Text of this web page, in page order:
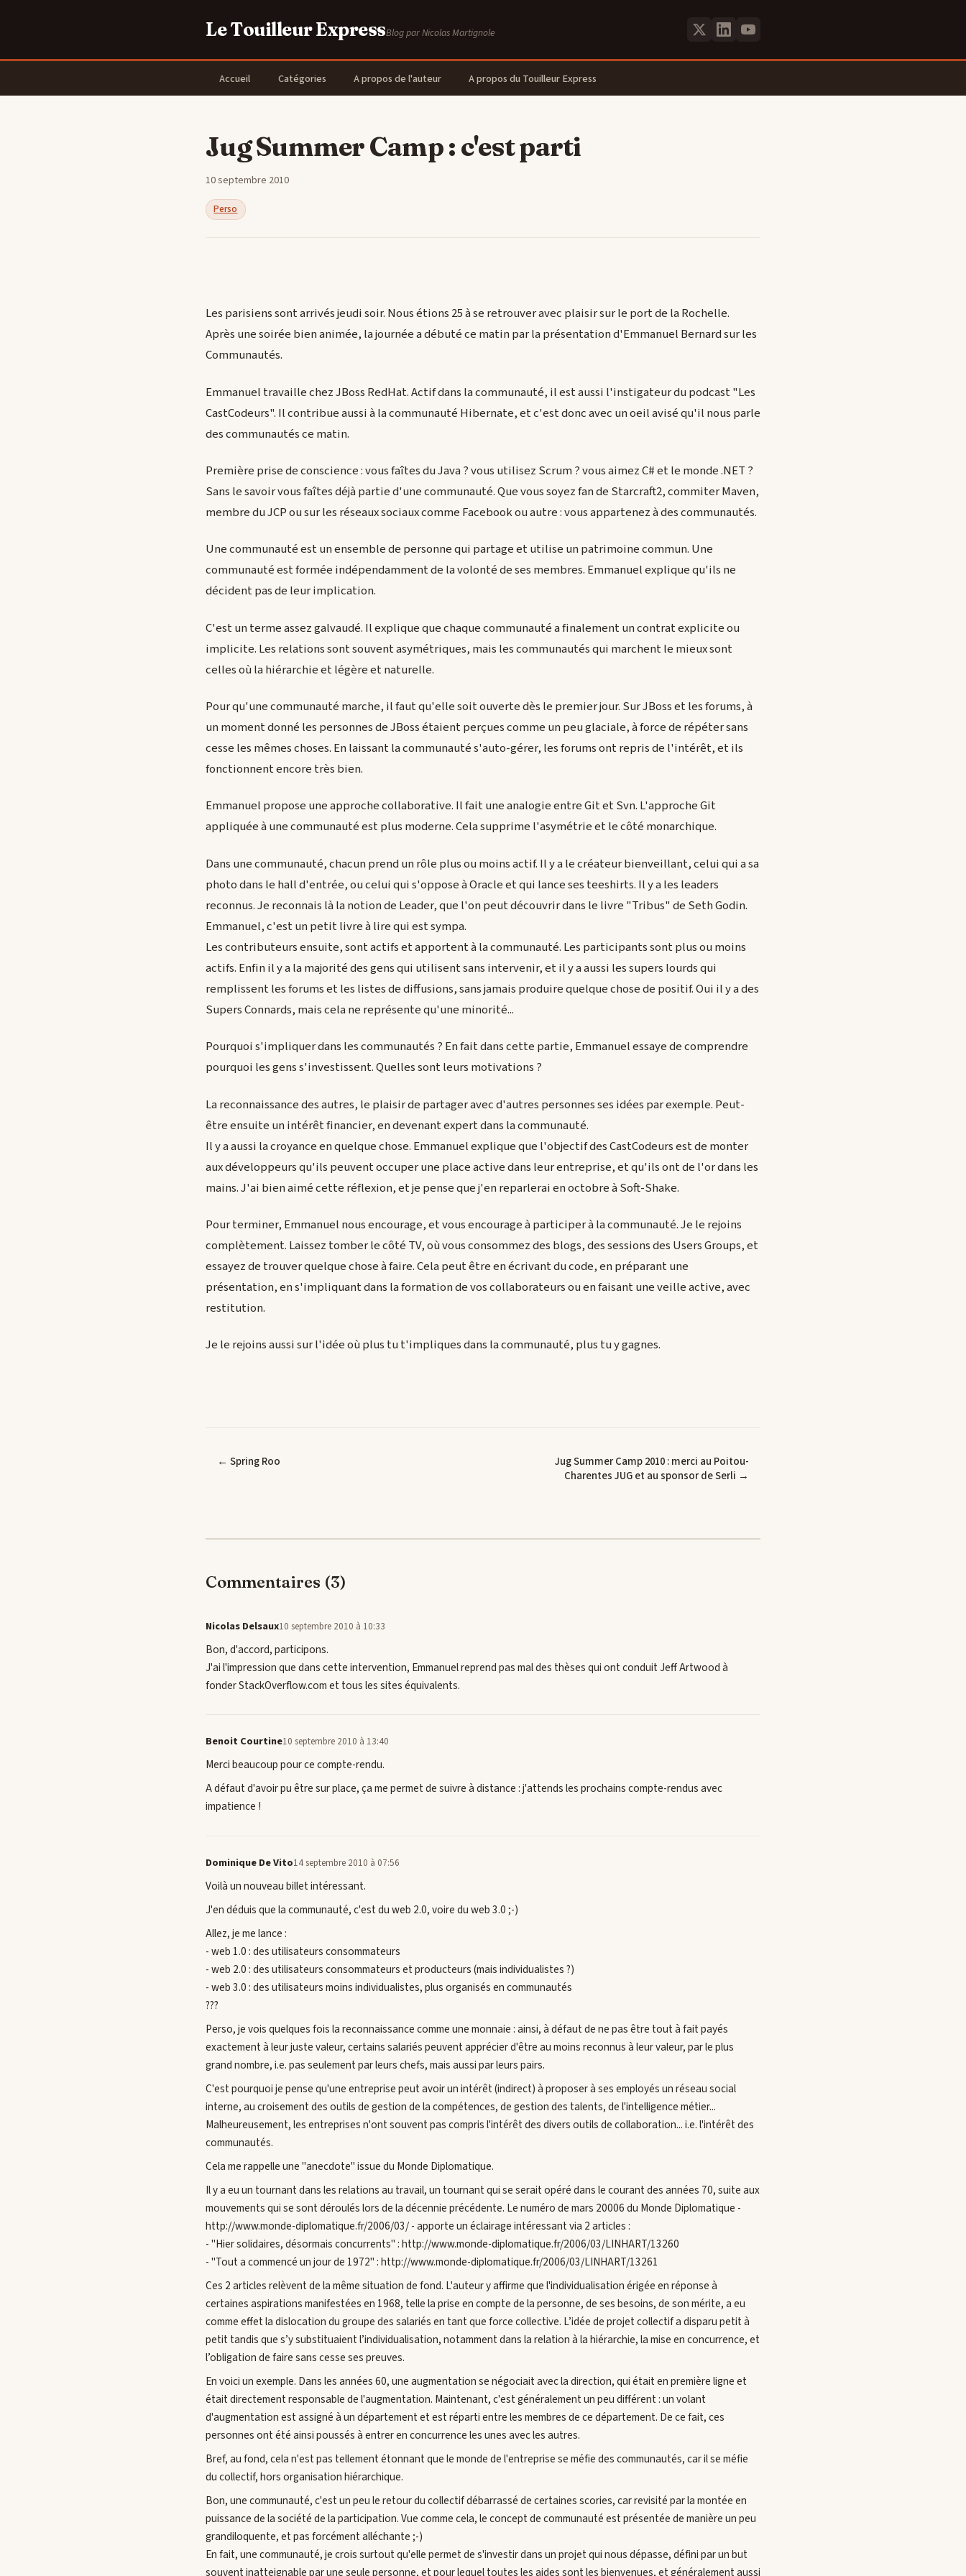
Le Touilleur ExpressBlog par Nicolas Martignole
Accueil Catégories A propos de l'auteur A propos du Touilleur Express
Jug Summer Camp : c'est parti
10 septembre 2010
Perso
Les parisiens sont arrivés jeudi soir. Nous étions 25 à se retrouver avec plaisir sur le port de la Rochelle.
Après une soirée bien animée, la journée a débuté ce matin par la présentation d'Emmanuel Bernard sur les
Communautés.
Emmanuel travaille chez JBoss RedHat. Actif dans la communauté, il est aussi l'instigateur du podcast "Les
CastCodeurs". Il contribue aussi à la communauté Hibernate, et c'est donc avec un oeil avisé qu'il nous parle
des communautés ce matin.
Première prise de conscience : vous faîtes du Java ? vous utilisez Scrum ? vous aimez C# et le monde .NET ?
Sans le savoir vous faîtes déjà partie d'une communauté. Que vous soyez fan de Starcraft2, commiter Maven,
membre du JCP ou sur les réseaux sociaux comme Facebook ou autre : vous appartenez à des communautés.
Une communauté est un ensemble de personne qui partage et utilise un patrimoine commun. Une
communauté est formée indépendamment de la volonté de ses membres. Emmanuel explique qu'ils ne
décident pas de leur implication.
C'est un terme assez galvaudé. Il explique que chaque communauté a finalement un contrat explicite ou
implicite. Les relations sont souvent asymétriques, mais les communautés qui marchent le mieux sont
celles où la hiérarchie et légère et naturelle.
Pour qu'une communauté marche, il faut qu'elle soit ouverte dès le premier jour. Sur JBoss et les forums, à
un moment donné les personnes de JBoss étaient perçues comme un peu glaciale, à force de répéter sans
cesse les mêmes choses. En laissant la communauté s'auto-gérer, les forums ont repris de l'intérêt, et ils
fonctionnent encore très bien.
Emmanuel propose une approche collaborative. Il fait une analogie entre Git et Svn. L'approche Git
appliquée à une communauté est plus moderne. Cela supprime l'asymétrie et le côté monarchique.
Dans une communauté, chacun prend un rôle plus ou moins actif. Il y a le créateur bienveillant, celui qui a sa
photo dans le hall d'entrée, ou celui qui s'oppose à Oracle et qui lance ses teeshirts. Il y a les leaders
reconnus. Je reconnais là la notion de Leader, que l'on peut découvrir dans le livre "Tribus" de Seth Godin.
Emmanuel, c'est un petit livre à lire qui est sympa.
Les contributeurs ensuite, sont actifs et apportent à la communauté. Les participants sont plus ou moins
actifs. Enfin il y a la majorité des gens qui utilisent sans intervenir, et il y a aussi les supers lourds qui
remplissent les forums et les listes de diffusions, sans jamais produire quelque chose de positif. Oui il y a des
Supers Connards, mais cela ne représente qu'une minorité...
Pourquoi s'impliquer dans les communautés ? En fait dans cette partie, Emmanuel essaye de comprendre
pourquoi les gens s'investissent. Quelles sont leurs motivations ?
La reconnaissance des autres, le plaisir de partager avec d'autres personnes ses idées par exemple. Peut-
être ensuite un intérêt financier, en devenant expert dans la communauté.
Il y a aussi la croyance en quelque chose. Emmanuel explique que l'objectif des CastCodeurs est de monter
aux développeurs qu'ils peuvent occuper une place active dans leur entreprise, et qu'ils ont de l'or dans les
mains. J'ai bien aimé cette réflexion, et je pense que j'en reparlerai en octobre à Soft-Shake.
Pour terminer, Emmanuel nous encourage, et vous encourage à participer à la communauté. Je le rejoins
complètement. Laissez tomber le côté TV, où vous consommez des blogs, des sessions des Users Groups, et
essayez de trouver quelque chose à faire. Cela peut être en écrivant du code, en préparant une
présentation, en s'impliquant dans la formation de vos collaborateurs ou en faisant une veille active, avec
restitution.
Je le rejoins aussi sur l'idée où plus tu t'impliques dans la communauté, plus tu y gagnes.
← Spring Roo
Jug Summer Camp 2010 : merci au Poitou-
Charentes JUG et au sponsor de Serli →
Commentaires (3)
Nicolas Delsaux10 septembre 2010 à 10:33
Bon, d'accord, participons.
J'ai l'impression que dans cette intervention, Emmanuel reprend pas mal des thèses qui ont conduit Jeff Artwood à
fonder StackOverflow.com et tous les sites équivalents.
Benoit Courtine10 septembre 2010 à 13:40
Merci beaucoup pour ce compte-rendu.
A défaut d'avoir pu être sur place, ça me permet de suivre à distance : j'attends les prochains compte-rendus avec
impatience !
Dominique De Vito14 septembre 2010 à 07:56
Voilà un nouveau billet intéressant.
J'en déduis que la communauté, c'est du web 2.0, voire du web 3.0 ;-)
Allez, je me lance :
- web 1.0 : des utilisateurs consommateurs
- web 2.0 : des utilisateurs consommateurs et producteurs (mais individualistes ?)
- web 3.0 : des utilisateurs moins individualistes, plus organisés en communautés
???
Perso, je vois quelques fois la reconnaissance comme une monnaie : ainsi, à défaut de ne pas être tout à fait payés
exactement à leur juste valeur, certains salariés peuvent apprécier d'être au moins reconnus à leur valeur, par le plus
grand nombre, i.e. pas seulement par leurs chefs, mais aussi par leurs pairs.
C'est pourquoi je pense qu'une entreprise peut avoir un intérêt (indirect) à proposer à ses employés un réseau social
interne, au croisement des outils de gestion de la compétences, de gestion des talents, de l'intelligence métier...
Malheureusement, les entreprises n'ont souvent pas compris l'intérêt des divers outils de collaboration... i.e. l'intérêt des
communautés.
Cela me rappelle une "anecdote" issue du Monde Diplomatique.
Il y a eu un tournant dans les relations au travail, un tournant qui se serait opéré dans le courant des années 70, suite aux
mouvements qui se sont déroulés lors de la décennie précédente. Le numéro de mars 20006 du Monde Diplomatique -
http://www.monde-diplomatique.fr/2006/03/ - apporte un éclairage intéressant via 2 articles :
- "Hier solidaires, désormais concurrents" : http://www.monde-diplomatique.fr/2006/03/LINHART/13260
- "Tout a commencé un jour de 1972" : http://www.monde-diplomatique.fr/2006/03/LINHART/13261
Ces 2 articles relèvent de la même situation de fond. L'auteur y affirme que l'individualisation érigée en réponse à
certaines aspirations manifestées en 1968, telle la prise en compte de la personne, de ses besoins, de son mérite, a eu
comme effet la dislocation du groupe des salariés en tant que force collective. L’idée de projet collectif a disparu petit à
petit tandis que s’y substituaient l’individualisation, notamment dans la relation à la hiérarchie, la mise en concurrence, et
l’obligation de faire sans cesse ses preuves.
En voici un exemple. Dans les années 60, une augmentation se négociait avec la direction, qui était en première ligne et
était directement responsable de l'augmentation. Maintenant, c'est généralement un peu différent : un volant
d'augmentation est assigné à un département et est réparti entre les membres de ce département. De ce fait, ces
personnes ont été ainsi poussés à entrer en concurrence les unes avec les autres.
Bref, au fond, cela n'est pas tellement étonnant que le monde de l'entreprise se méfie des communautés, car il se méfie
du collectif, hors organisation hiérarchique.
Bon, une communauté, c'est un peu le retour du collectif débarrassé de certaines scories, car revisité par la montée en
puissance de la société de la participation. Vue comme cela, le concept de communauté est présentée de manière un peu
grandiloquente, et pas forcément alléchante ;-)
En fait, une communauté, je crois surtout qu'elle permet de s'investir dans un projet qui nous dépasse, défini par un but
souvent inatteignable par une seule personne, et pour lequel toutes les aides sont les bienvenues, et généralement aussi